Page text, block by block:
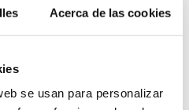
Acerca de las cookies
se usan para personalizar